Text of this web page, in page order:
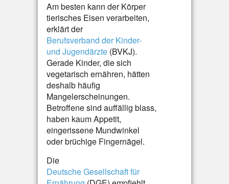
Am besten kann der Körper
tierisches Eisen verarbeiten,
erklärt der
Berufsverband der Kinder-
und Jugendärzte (BVKJ).
Gerade Kinder, die sich
vegetarisch ernähren, hätten
deshalb häufig
Mangelerscheinungen.
Betroffene sind auffällig blass,
haben kaum Appetit,
eingerissene Mundwinkel
oder brüchige Fingernägel.
Die
Deutsche Gesellschaft für